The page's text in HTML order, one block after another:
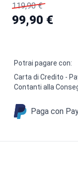
119,90 €
99,90 €
Potrai pagare con:
Carta di Credito -
Contanti alla
Paga con